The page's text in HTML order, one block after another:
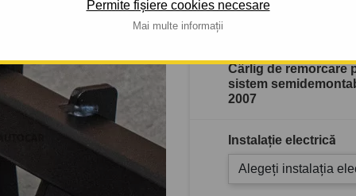
Permite fișiere cookies necesare
Mai multe informații
Cârlig de remorcare
sistem
2007
Instalație electrică
Alegeți instalația